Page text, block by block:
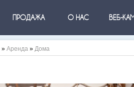
ПРОДАЖА О НАС ВЕБ-
» Аренда » Дома